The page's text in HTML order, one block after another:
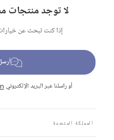
لا توجد منتجات
إذا كنت تبحث عن
أو راسلنا عبر البريد الإلكتروني
المملكة المتحدة